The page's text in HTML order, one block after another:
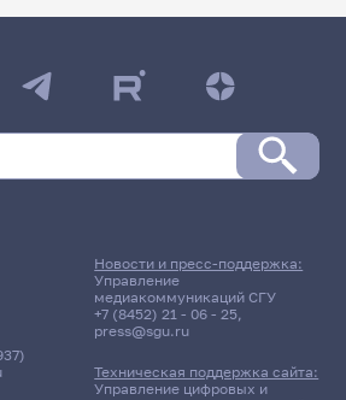
ПОСЛЕДНЕГО ОБНОВЛЕНИЯ:
НЕ ОБНОВЛЯЛОСЬ
русского
БиФФ
Новости и пресс-поддержка:
Управление
медиакоммуникаций СГУ
+7 (8452) 21 - 06 - 25,
press@sgu.ru
Техническая поддержка сайта:
Управление цифровых и